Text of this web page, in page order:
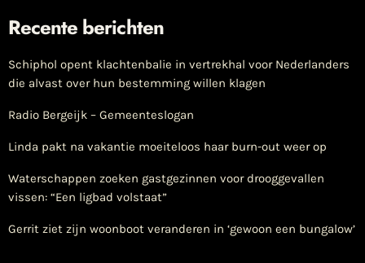
Recente berichten
Schiphol opent klachtenbalie in vertrekhal voor Nederlanders
die alvast over hun bestemming willen klagen
Radio Bergeijk – Gemeenteslogan
Linda pakt na vakantie moeiteloos haar burn-out weer op
Waterschappen zoeken gastgezinnen voor drooggevallen
vissen: “Een ligbad volstaat”
Gerrit ziet zijn woonboot veranderen in ‘gewoon een bungalow’